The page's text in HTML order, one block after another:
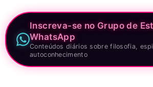
Inscreva-se no Grupo de
WhatsApp
Conteúdos diários sobre filosofia,
autoconhecimento